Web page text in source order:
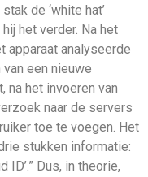
de ‘white hat’
het verder. Na het
apparaat analyseerde
een nieuwe
na het invoeren van
naar de servers
toe te voegen. Het
stukken informatie:
ID’.” Dus, in theorie,